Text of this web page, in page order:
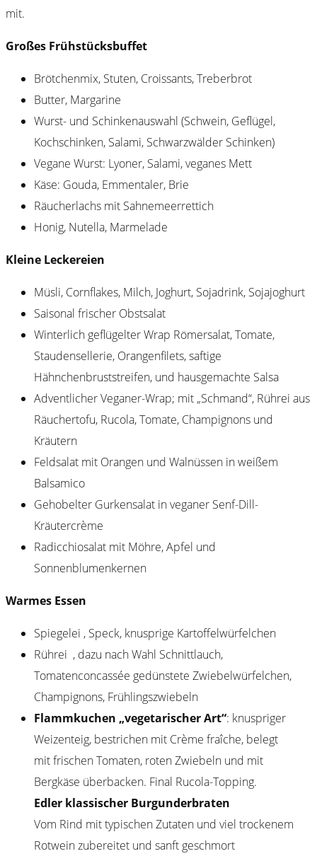
mit.
Großes Frühstücksbuffet
Brötchenmix, Stuten, Croissants, Treberbrot
Butter, Margarine
Wurst- und Schinkenauswahl (Schwein, Geflügel,
Kochschinken, Salami, Schwarzwälder Schinken)
Vegane Wurst: Lyoner, Salami, veganes Mett
Käse: Gouda, Emmentaler, Brie
Räucherlachs mit Sahnemeerrettich
Honig, Nutella, Marmelade
Kleine Leckereien
Müsli, Cornflakes, Milch, Joghurt, Sojadrink, Sojajoghurt
Saisonal frischer Obstsalat
Winterlich geflügelter Wrap Römersalat, Tomate,
Staudensellerie, Orangenfilets, saftige
Hähnchenbruststreifen, und hausgemachte Salsa
Adventlicher Veganer-Wrap; mit „Schmand“, Rührei aus
Räuchertofu, Rucola, Tomate, Champignons und
Kräutern
Feldsalat mit Orangen und Walnüssen in weißem
Balsamico
Gehobelter Gurkensalat in veganer Senf-Dill-
Kräutercrème
Radicchiosalat mit Möhre, Apfel und
Sonnenblumenkernen
Warmes Essen
Spiegelei , Speck, knusprige Kartoffelwürfelchen
Rührei , dazu nach Wahl Schnittlauch,
Tomatenconcassée gedünstete Zwiebelwürfelchen,
Champignons, Frühlingszwiebeln
Flammkuchen „vegetarischer Art“: knuspriger
Weizenteig, bestrichen mit Crème fraîche, belegt
mit frischen Tomaten, roten Zwiebeln und mit
Bergkäse überbacken. Final Rucola-Topping.
Edler klassischer Burgunderbraten
Vom Rind mit typischen Zutaten und viel trockenem
Rotwein zubereitet und sanft geschmort